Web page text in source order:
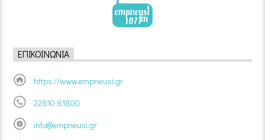
ΕΠΙΚΟΙΝΩΝΊΑ
https://www.empneusi.gr
22810 81800
info@empneusi.gr